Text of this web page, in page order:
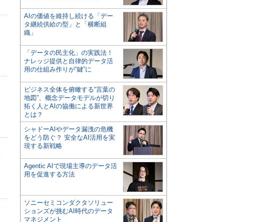
AIの価値を維持し続ける「デー
タ継続供給の型」と「横断組
織」
「データの民主化」の実践法！
ナレッジ提供と自律的データ活
用の仕組み作りが“鍵”に
ビジネス全体を俯瞰する“言葉の
地図”、概念データモデルが切り
拓く人とAIの協働による新世界
とは？
シャドーAIやデータ漏洩の危機
をどう防ぐ？ 安全なAI活用を実
現する新戦略
Agentic AIで現場主導のデータ活
用を促進する方法
ソニーセミコンダクタソリュー
ションズが挑むAI時代のデータ
マネジメント